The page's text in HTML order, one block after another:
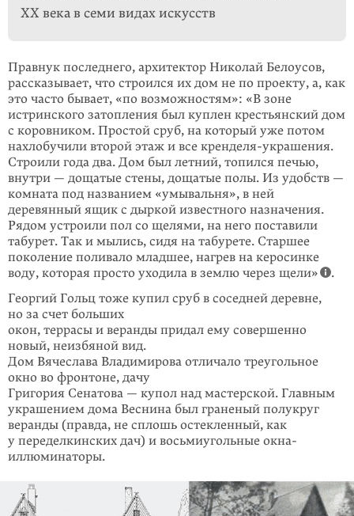
XX века в семи видах искусств
Правнук последнего, архитектор Николай Белоусов,
рассказывает, что строился их дом не по проекту, а, как
это часто бывает, «по возможностям»: «В зоне
истринского затопления был куплен крестьянский дом
с коровником. Простой сруб, на который уже потом
нахлобучили второй этаж и все кренделя-украше­ния.
Строили года два. Дом был летний, топился печью,
внутри — дощатые стены, дощатые полы. Из удобств —
комната под названием «умы­валь­ня», в ней
деревянный ящик с дыркой известного назначения.
Рядом устроили пол со щелями, на него поставили
табурет. Так и мылись, сидя на табурете. Стар­шее
поколение поливало младшее, нагрев на керосинке
воду, которая просто уходила в землю через щели»
.
Георгий Гольц тоже купил сруб в соседней деревне,
но за счет больших
окон, террасы и веранды придал ему совершенно
новый, неизбяной вид.
Дом Вячеслава Владимирова отличало треугольное
окно во фронтоне, дачу
Григория Сенатова — купол над мастерской. Главным
украшением дома Веснина был граненый полукруг
веранды (правда, не сплошь остекленный, как
у переделкинских дач) и восьмиугольные окна-
иллюминаторы.